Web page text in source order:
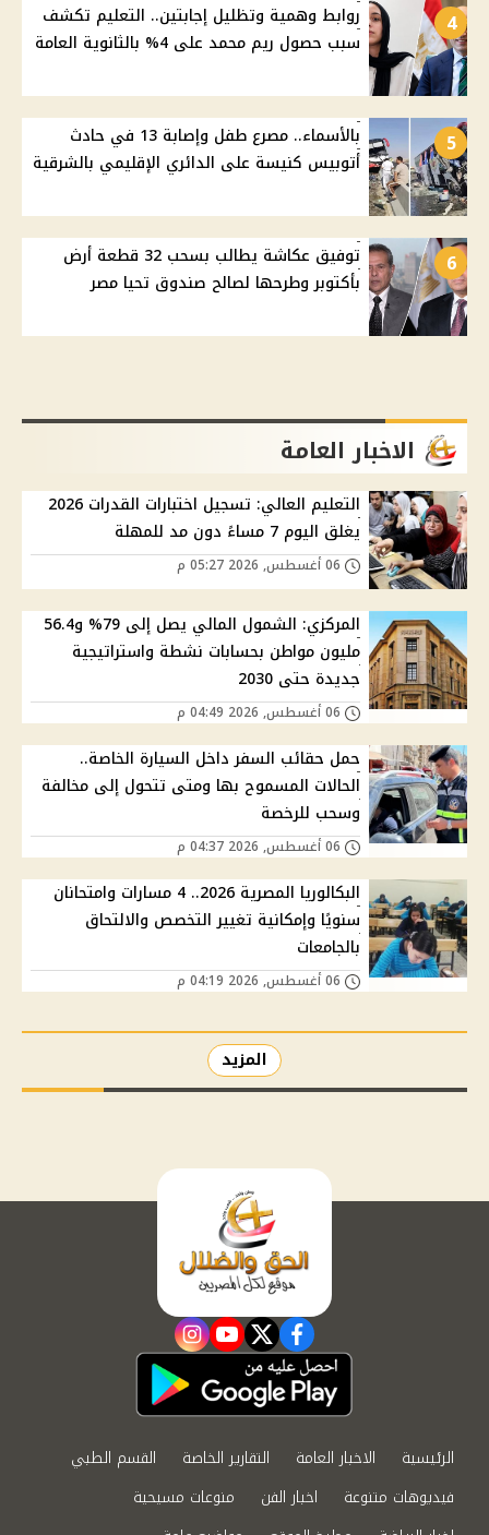
4
روابط وهمية وتظليل إجابتين.. التعليم تكشف
سبب حصول ريم محمد على 4% بالثانوية العامة
5
بالأسماء.. مصرع طفل وإصابة 13 في حادث
أتوبيس كنيسة على الدائري الإقليمي بالشرقية
6
توفيق عكاشة يطالب بسحب 32 قطعة أرض
بأكتوبر وطرحها لصالح صندوق تحيا مصر
الاخبار العامة
التعليم العالي: تسجيل اختبارات القدرات 2026
يغلق اليوم 7 مساءً دون مد للمهلة
المركزي: الشمول المالي يصل إلى 79% و56.4
مليون مواطن بحسابات نشطة واستراتيجية
جديدة حتى 2030
حمل حقائب السفر داخل السيارة الخاصة..
الحالات المسموح بها ومتى تتحول إلى مخالفة
وسحب للرخصة
البكالوريا المصرية 2026.. 4 مسارات وامتحانان
سنويًا وإمكانية تغيير التخصص والالتحاق
بالجامعات
المزيد
facebook
twitter
youtube
instagram
الرئيسية الاخبار العامة التقارير الخاصة
القسم الطبي
فيديوهات متنوعة
اخبار الفن
منوعات مسيحية